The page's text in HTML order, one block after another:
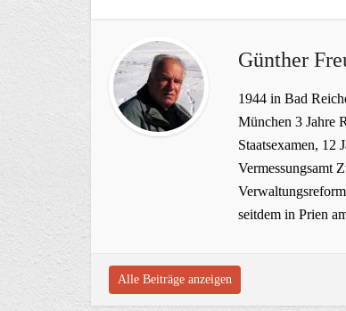
Günther
1944 in Bad
München 3 Jahre
Staatsexamen, 12
Vermessungsamt
seitdem in Prien
Alle Beiträge anzeigen